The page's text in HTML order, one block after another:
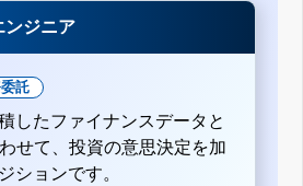
ンジニア
託
したファイナンスデータと
せて、投資の意思決定を加
ションです。